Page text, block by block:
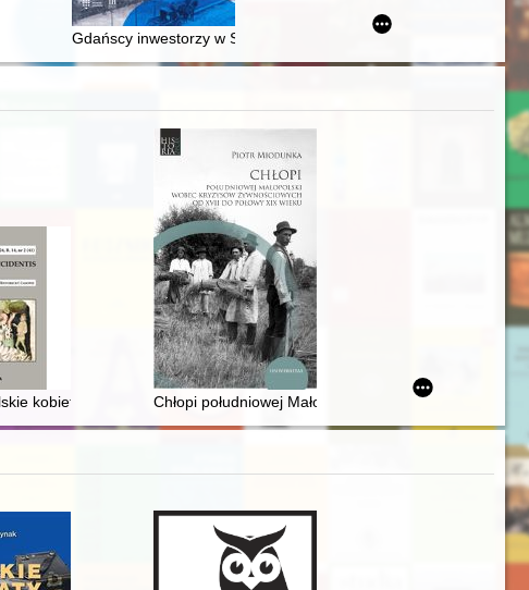
drawskiego od średniowiecza do dziś
Gdańscy inwestorzy w Sopocie : prestiż finansowy i towarzyski
kobiety władzy : odpowiedź na recenzję Małgorzaty Delimaty-Proch
Chłopi południowej Małopolski wobec kryzysów